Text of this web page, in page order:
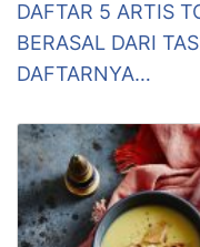
DAFTAR 5 ARTIS
BERASAL DARI
DAFTARNYA…